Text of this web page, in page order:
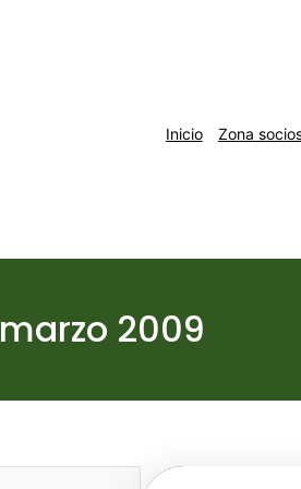
Inicio Zona
marzo 2009